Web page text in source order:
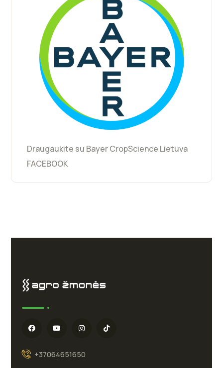
Draugaukite su Bayer CropScience Lietuva
FACEBOOK
+37064651650